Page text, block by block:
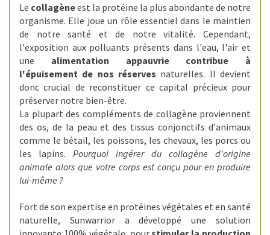
Le collagèneest la protéine la plus abondante de notre
organisme. Elle joue un rôle essentiel dans le maintien
de notre santé et de notre vitalité. Cependant,
l'exposition aux polluants présents dans l'eau, l'air et
une alimentation appauvrie contribue à
l'épuisement de nos réserves naturelles. Il devient
donc crucial de reconstituer ce capital précieux pour
préserver notre bien-être.
La plupart des compléments de collagène proviennent
des os, de la peau et des tissus conjonctifs d'animaux
comme le bétail, les poissons, les chevaux, les porcs ou
les lapins. Pourquoi ingérer du collagène d'origine
animale alors que votre corps est conçu pour en produire
lui-même ?
Fort de son expertise en protéines végétales et en santé
naturelle, Sunwarrior a développé une solution